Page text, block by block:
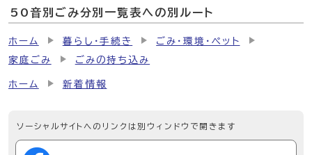
50音別ごみ分別一覧表への別ルート
ホーム 暮らし・手続き
ごみ・環境・ペット
家庭ごみ
ごみの持ち込み
ホーム 新着情報
ソーシャルサイトへのリンクは別ウィンドウで開きます